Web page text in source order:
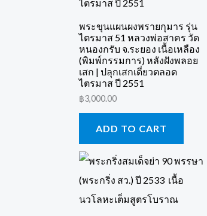
พระขุนแผนผงพรายกุมาร รุ่น
ไตรมาส 51 หลวงพ่อสาคร วัด
หนองกรับ จ.ระยอง เนื้อเหลือง
(พิมพ์กรรมการ) หลังฝังพลอย
เสก | ปลุกเสกเดี่ยวตลอด
ไตรมาส ปี 2551
฿3,000.00
ADD TO CART